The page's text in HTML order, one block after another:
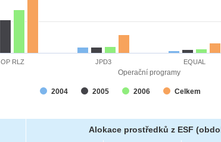
Operační programy
2004 2005 2006 Celkem
OP RLZ JPD3 EQUAL
Alokace prostředků z ESF